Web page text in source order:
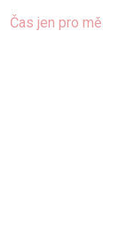
Čas jen pro mě